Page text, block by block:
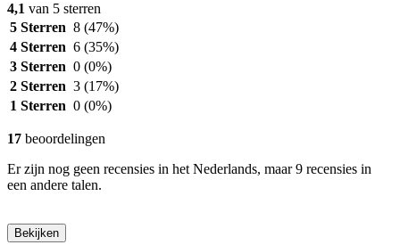
4,1 van 5 sterren
5 Sterren 8 (47%)
4 Sterren 6 (35%)
3 Sterren 0 (0%)
2 Sterren 3 (17%)
1 Sterren 0 (0%)
17 beoordelingen
Er zijn nog geen recensies in het Nederlands, maar 9 recensies in
een andere talen.
Bekijken